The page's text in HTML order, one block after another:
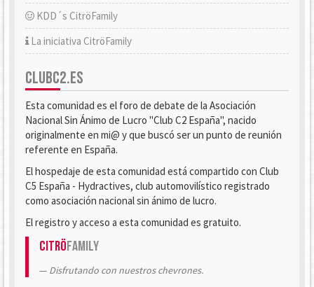
KDD´s CitröFamily
La iniciativa CitröFamily
CLUBC2.ES
Esta comunidad es el foro de debate de la Asociación
Nacional Sin Ánimo de Lucro "Club C2 España", nacido
originalmente en mi@ y que buscó ser un punto de reunión
referente en España.
El hospedaje de esta comunidad está compartido con Club
C5 España - Hydractives, club automovilístico registrado
como asociación nacional sin ánimo de lucro.
El registro y acceso a esta comunidad es gratuito.
CitröFamily
Disfrutando con nuestros chevrones.